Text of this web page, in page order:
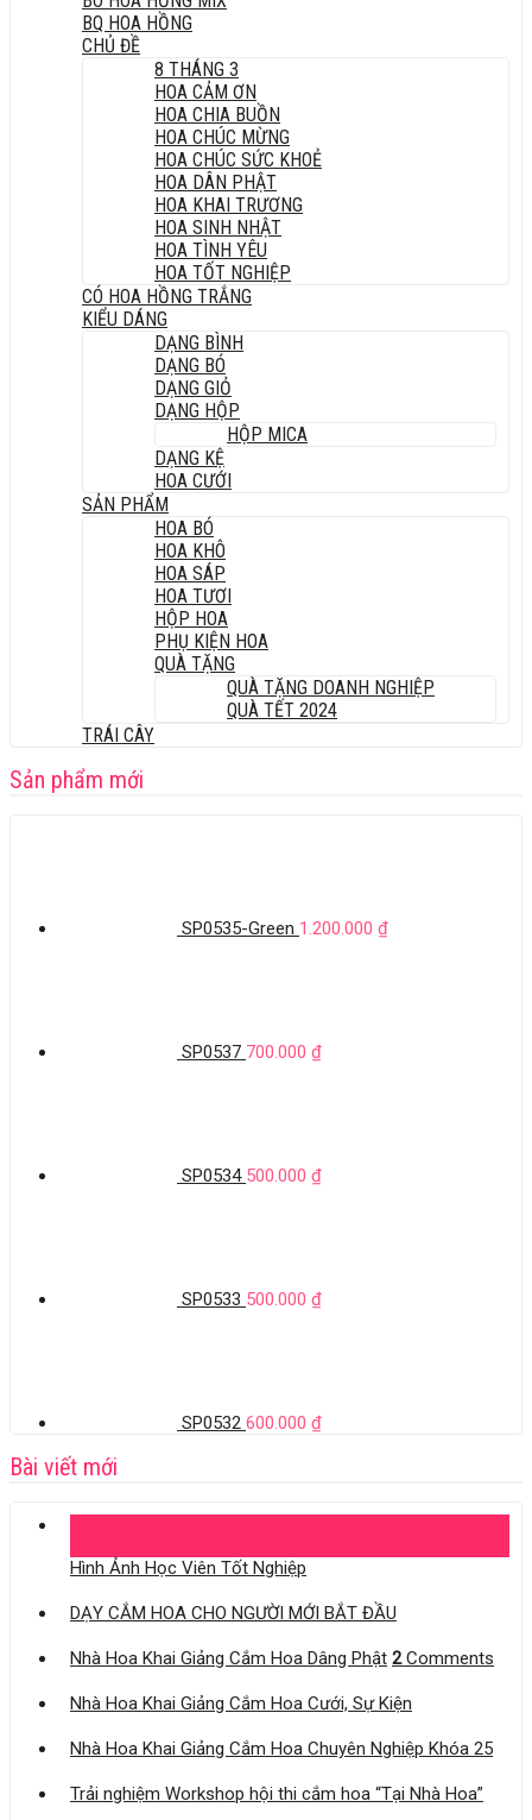
BQ HOA HỒNG
CHỦ ĐỀ
8 THÁNG 3
HOA CẢM ƠN
HOA CHIA BUỒN
HOA CHÚC MỪNG
HOA CHÚC SỨC KHOẺ
HOA DÂN PHẬT
HOA KHAI TRƯƠNG
HOA SINH NHẬT
HOA TÌNH YÊU
HOA TỐT NGHIỆP
CÓ HOA HỒNG TRẮNG
KIỂU DÁNG
DẠNG BÌNH
DẠNG BÓ
DẠNG GIỎ
DẠNG HỘP
HỘP MICA
DẠNG KỆ
HOA CƯỚI
SẢN PHẨM
HOA BÓ
HOA KHÔ
HOA SÁP
HOA TƯƠI
HỘP HOA
PHỤ KIỆN HOA
QUÀ TẶNG
QUÀ TẶNG DOANH NGHIỆP
QUÀ TẾT 2024
TRÁI CÂY
Sản phẩm mới
SP0535-Green 1.200.000 ₫
SP0537 700.000 ₫
SP0534 500.000 ₫
SP0533 500.000 ₫
SP0532 600.000 ₫
Bài viết mới
Hình Ảnh Học Viên Tốt Nghiệp
DẠY CẮM HOA CHO NGƯỜI MỚI BẮT ĐẦU
Nhà Hoa Khai Giảng Cắm Hoa Dâng Phật 2Comments
Nhà Hoa Khai Giảng Cắm Hoa Cưới, Sự Kiện
Nhà Hoa Khai Giảng Cắm Hoa Chuyên Nghiệp Khóa 25
Trải nghiệm Workshop hội thi cắm hoa “Tại Nhà Hoa”